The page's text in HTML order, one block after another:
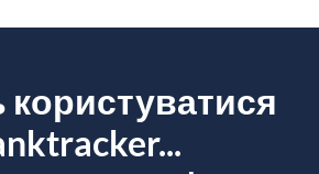
користуватися